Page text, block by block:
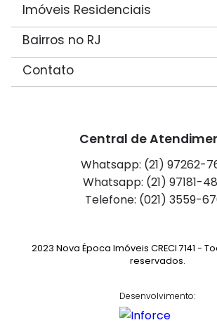
Imóveis Residenciais
Bairros no RJ
Contato
Central de
Whatsapp: (21) 97262-
Whatsapp: (21) 97181-
Telefone: (021) 3559-
2023 Nova Época Imóveis CRECI 7141 -
reservados.
Desenvolvimento: